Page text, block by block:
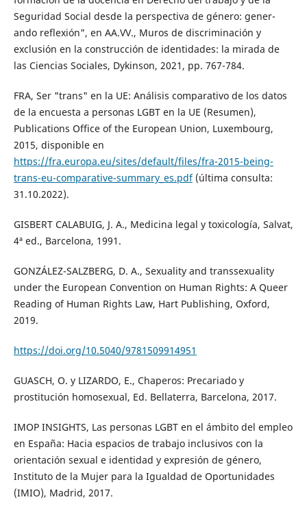
Seguridad Social desde la perspectiva de género: gener-
ando reflexión", en AA.VV., Muros de discriminación y
exclusión en la construcción de identidades: la mirada de
las Ciencias Sociales, Dykinson, 2021, pp. 767-784.
FRA, Ser "trans" en la UE: Análisis comparativo de los datos
de la encuesta a personas LGBT en la UE (Resumen),
Publications Office of the European Union, Luxembourg,
2015, disponible en
https://fra.europa.eu/sites/default/files/fra-2015-being-
trans-eu-comparative-summary_es.pdf(última consulta:
31.10.2022).
GISBERT CALABUIG, J. A., Medicina legal y toxicología, Salvat,
4ª ed., Barcelona, 1991.
GONZÁLEZ-SALZBERG, D. A., Sexuality and transsexuality
under the European Convention on Human Rights: A Queer
Reading of Human Rights Law, Hart Publishing, Oxford,
2019.
https://doi.org/10.5040/9781509914951
GUASCH, O. y LIZARDO, E., Chaperos: Precariado y
prostitución homosexual, Ed. Bellaterra, Barcelona, 2017.
IMOP INSIGHTS, Las personas LGBT en el ámbito del empleo
en España: Hacia espacios de trabajo inclusivos con la
orientación sexual e identidad y expresión de género,
Instituto de la Mujer para la Igualdad de Oportunidades
(IMIO), Madrid, 2017.